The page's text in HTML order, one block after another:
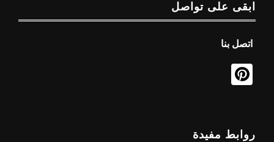
ابقى على تواصل
اتصل بنا
روابط مفيدة